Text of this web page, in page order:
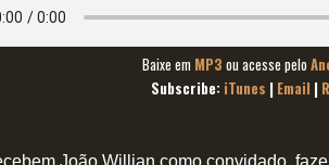
Baixe em MP3 ou acesse pelo
Subscribe: iTunes | Email |